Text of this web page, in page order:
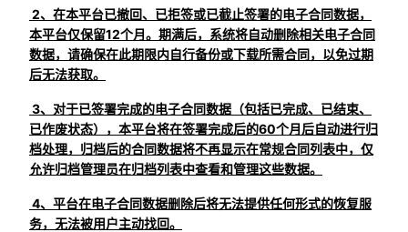
2、在本平台已撤回、已拒签或已截止签署的电子合同数据，
本平台仅保留12个月。期满后，系统将自动删除相关电子合同
数据，请确保在此期限内自行备份或下载所需合同，以免过期
后无法获取。
3、对于已签署完成的电子合同数据（包括已完成、已结束、
已作废状态），本平台将在签署完成后的60个月后自动进行归
档处理，归档后的合同数据将不再显示在常规合同列表中，仅
允许归档管理员在归档列表中查看和管理这些数据。
4、平台在电子合同数据删除后将无法提供任何形式的恢复服
务，无法被用户主动找回。